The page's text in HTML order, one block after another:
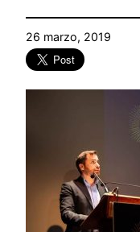
26 marzo, 2019